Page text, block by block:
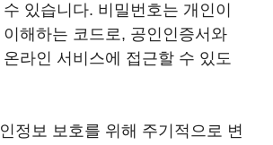
있습니다. 비밀번호는 개인이
해하는 코드로, 공인인증서와
라인 서비스에 접근할 수 있도
정보 보호를 위해 주기적으로 변